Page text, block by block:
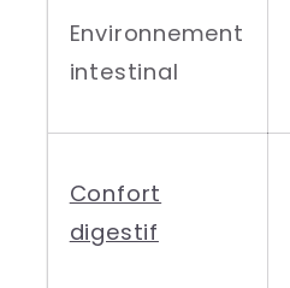
Environnement
intestinal
Confort
digestif